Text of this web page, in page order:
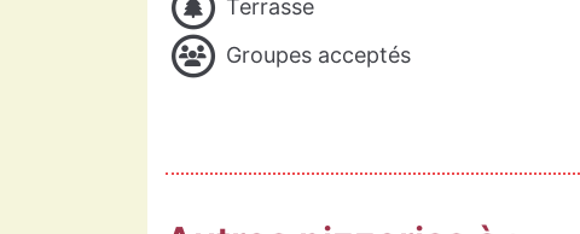
Terrasse
Groupes acceptés